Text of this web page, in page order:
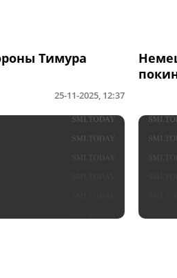
Тимура
25-11-2025, 12:37